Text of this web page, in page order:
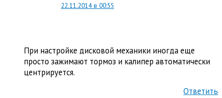
22.11.2014 в 00:55
При настройке дисковой механики иногда еще
просто зажимают тормоз и калипер автоматически
центрируется.
Ответить